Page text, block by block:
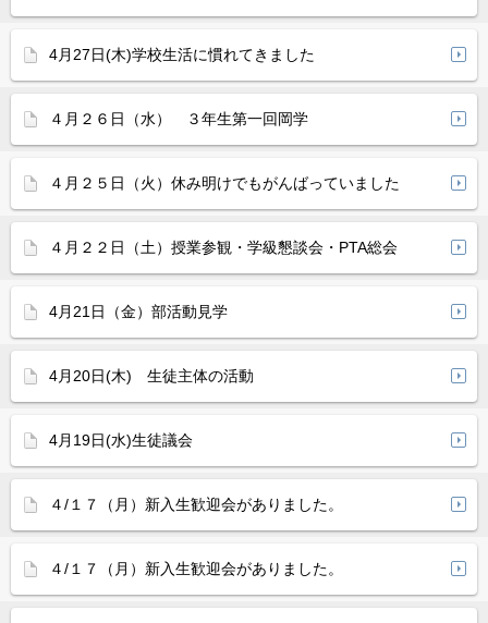
4月27日(木)学校生活に慣れてきました
４月２６日（水） ３年生第一回岡学
４月２５日（火）休み明けでもがんばっていました
４月２２日（土）授業参観・学級懇談会・PTA総会
4月21日（金）部活動見学
4月20日(木) 生徒主体の活動
4月19日(水)生徒議会
４/１７（月）新入生歓迎会がありました。
４/１７（月）新入生歓迎会がありました。